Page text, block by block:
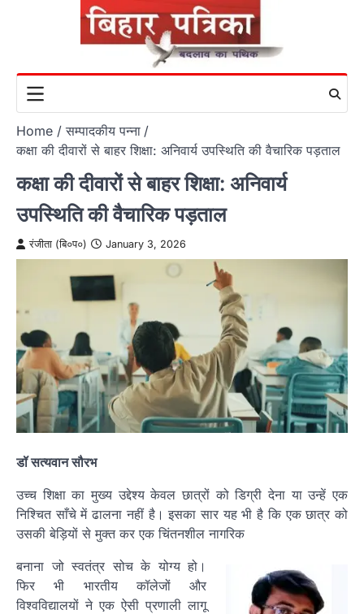
Home
सम्पादकीय पन्ना
कक्षा की दीवारों से बाहर शिक्षा: अनिवार्य उपस्थिति की वैचारिक पड़ताल
कक्षा की दीवारों से बाहर शिक्षा: अनिवार्य
उपस्थिति की वैचारिक पड़ताल
रंजीता (बि०प०) January 3, 2026
डॉ सत्यवान सौरभ
उच्च शिक्षा का मुख्य उद्देश्य केवल छात्रों को डिग्री देना या उन्हें एक
निश्चित साँचे में ढालना नहीं है। इसका सार यह भी है कि एक छात्र को
उसकी बेड़ियों से मुक्त कर एक चिंतनशील नागरिक
बनाना जो स्वतंत्र सोच के योग्य हो।
फिर भी भारतीय कॉलेजों और
विश्वविद्यालयों ने एक ऐसी प्रणाली लागू